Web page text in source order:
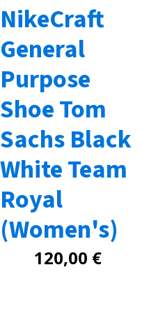
NikeCraft
General
Purpose
Shoe Tom
Sachs Black
White Team
Royal
(Women's)
120,00 €